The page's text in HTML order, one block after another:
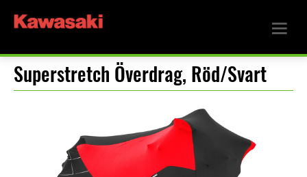
Superstretch Överdrag, Röd/Svart